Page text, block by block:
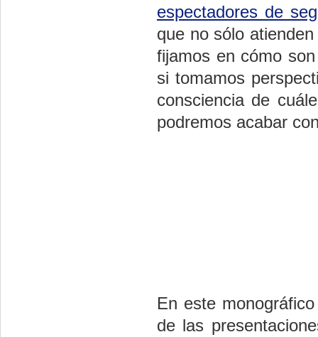
espectadores de
que no sólo
fijamos en cómo
si tomamos
consciencia de
podremos acabar
En este
de las